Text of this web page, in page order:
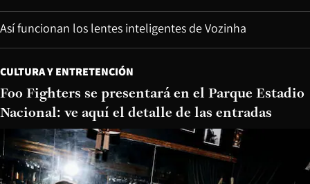
Así funcionan los lentes inteligentes de Vozinha
CULTURA Y ENTRETENCIÓN
Foo Fighters se presentará en el Parque Estadio
Nacional: ve aquí el detalle de las entradas